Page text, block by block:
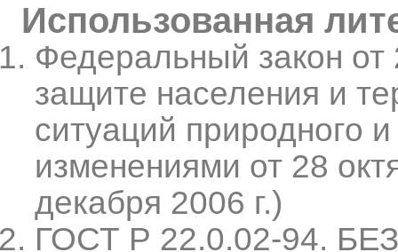
Использованная
Федеральный закон
защите населения и
ситуаций природного
изменениями от 28
декабря 2006 г.)
ГОСТ Р 22.0.02-94.